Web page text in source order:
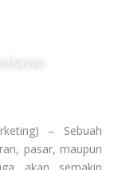
Service
– Sebuah
pasar, maupun